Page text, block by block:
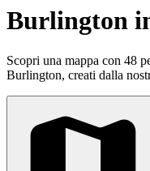
Burlington
Scopri una mappa con 48
Burlington, creati dalla